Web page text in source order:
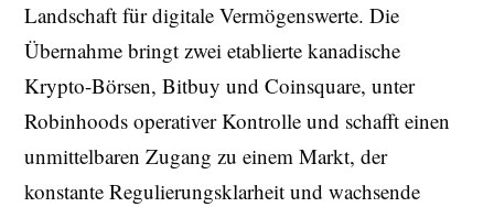
Landschaft für digitale Vermögenswerte. Die
Übernahme bringt zwei etablierte kanadische
Krypto-Börsen, Bitbuy und Coinsquare, unter
Robinhoods operativer Kontrolle und schafft einen
unmittelbaren Zugang zu einem Markt, der
konstante Regulierungsklarheit und wachsende